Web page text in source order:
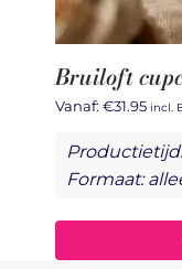
Bruiloft
Vanaf: €31.95 incl.
Formaat: